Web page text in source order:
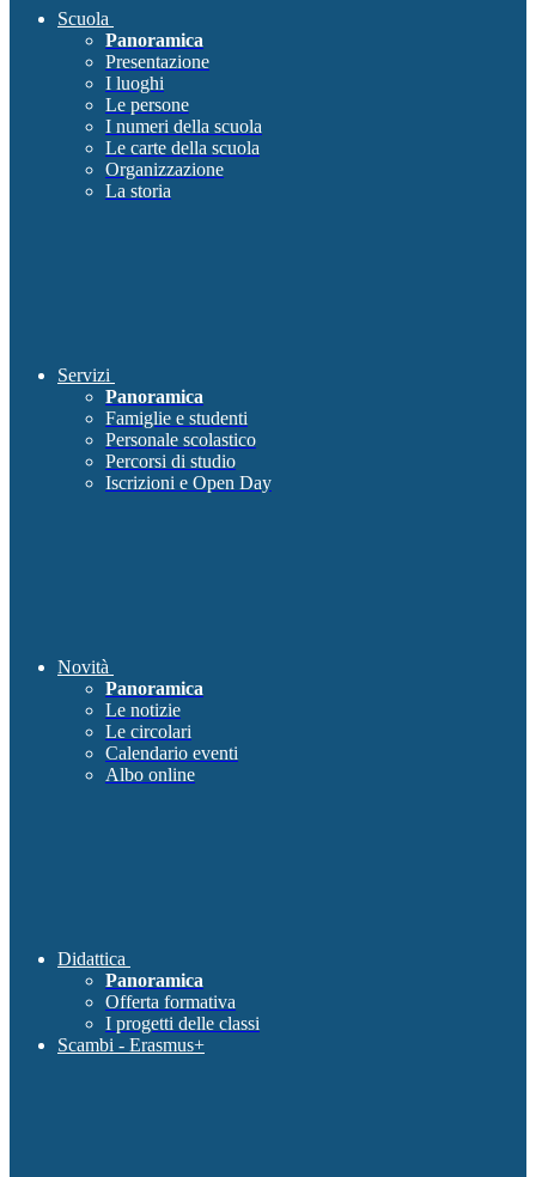
Scuola
Panoramica
Presentazione
I luoghi
Le persone
I numeri della scuola
Le carte della scuola
Organizzazione
La storia
Servizi
Panoramica
Famiglie e studenti
Personale scolastico
Percorsi di studio
Iscrizioni e Open Day
Novità
Panoramica
Le notizie
Le circolari
Calendario eventi
Albo online
Didattica
Panoramica
Offerta formativa
I progetti delle classi
Scambi - Erasmus+